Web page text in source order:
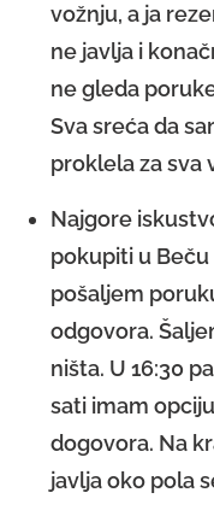
vožnju, a ja
ne javlja i
ne gleda
Sva sreća da
proklela za sva
Najgore
pokupiti u Beču
pošaljem
odgovora.
ništa. U 16:30
sati imam
dogovora. Na
javlja oko pola